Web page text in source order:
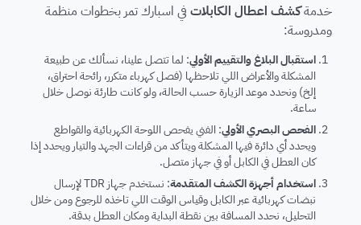
خدمةكشف اعطال الكابلاتفي اسبارك تمر بخطوات منظمة
ومدروسة:
استقبال البلاغ والتقييم الأولي: لما تتصل علينا، نسألك عن طبيعة
المشكلة والأعراض اللي تلاحظها (فصل كهرباء متكرر، رائحة احتراق،
إلخ) ونحدد موعد الزيارة حسب الحالة، ولو كانت طارئة نوصل خلال
ساعة.
الفحص البصري الأولي: الفني يفحص اللوحة الكهربائية والقواطع
ويحدد أي دائرة فيها المشكلة ويتأكد من قراءات الجهد والتيار ويحدد إذا
كان العطل في الكابل أو في جهاز متصل.
استخدام أجهزة الكشف المتقدمة
: نستخدم جهاز TDR لإرسال
نبضات كهربائية عبر الكابل وقياس الوقت اللي تاخذه للرجوع ومن خلال
التحليل، نحدد المسافة بين نقطة البداية ومكان العطل بدقة.